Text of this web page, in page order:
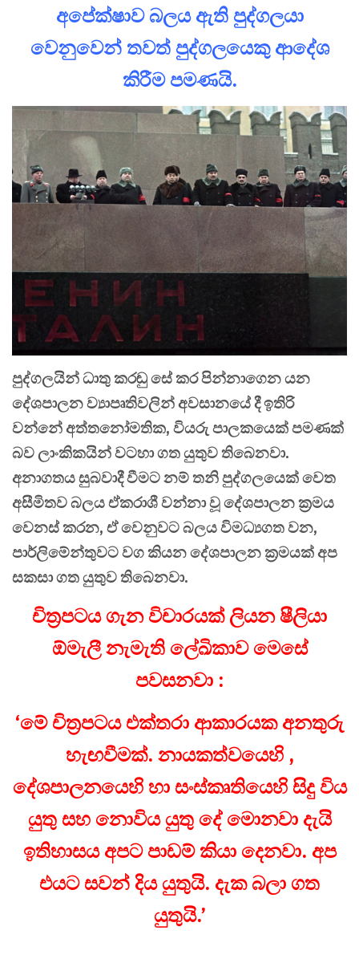
අපේක්ෂාව බලය ඇති පුද්ගලයා
වෙනුවෙන් තවත් පුද්ගලයෙකු ආදේශ
කිරීම පමණයි.
පුද්ගලයින් ධාතු කරඬු සේ කර පින්නාගෙන යන
දේශපාලන ව්‍යාපෘතිවලින් අවසානයේ දී ඉතිරි
වන්නේ අත්තනෝමතික, වියරු පාලකයෙක් පමණක්
බව ලාංකිකයින් වටහා ගත යුතුව තිබෙනවා.
අනාගතය සුබවාදී වීමට නම් තනි පුද්ගලයෙක් වෙත
අසීමිතව බලය ඒකරාශී වන්නා වූ දේශපාලන ක්‍රමය
වෙනස් කරන, ඒ වෙනුවට බලය විමධ්‍යගත වන,
පාර්ලිමේන්තුවට වග කියන දේශපාලන ක්‍රමයක් අප
සකසා ගත යුතුව තිබෙනවා.
චිත්‍රපටය ගැන විචාරයක් ලියන ෂීලියා
ඕමැලී නැමැති ලේඛිකාව මෙසේ
පවසනවා :
‘මේ චිත්‍රපටය එක්තරා ආකාරයක අනතුරු
හැඟවීමක්. නායකත්වයෙහි ,
දේශපාලනයෙහි හා සංස්කෘතියෙහි සිදු විය
යුතු සහ නොවිය යුතු දේ මොනවා දැයි
ඉතිහාසය අපට පාඩම් කියා දෙනවා. අප
එයට සවන් දිය යුතුයි. දැක බලා ගත
යුතුයි.’